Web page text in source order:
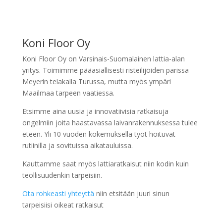
Koni Floor Oy
Koni Floor Oy on Varsinais-Suomalainen lattia-alan
yritys. Toimimme pääasiallisesti risteilijöiden parissa
Meyerin telakalla Turussa, mutta myös ympäri
Maailmaa tarpeen vaatiessa.
Etsimme aina uusia ja innovatiivisia ratkaisuja
ongelmiin joita haastavassa laivanrakennuksessa tulee
eteen. Yli 10 vuoden kokemuksella työt hoituvat
rutiinilla ja sovituissa aikatauluissa.
Kauttamme saat myös lattiaratkaisut niin kodin kuin
teollisuudenkin tarpeisiin.
Ota rohkeasti yhteyttä niin etsitään juuri sinun
tarpeisiisi oikeat ratkaisut